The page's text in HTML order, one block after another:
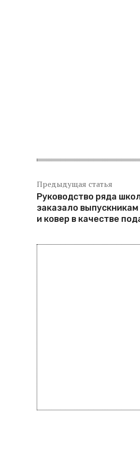
Предыдущая статья
Руководство ряда
заказало
и ковер в качестве